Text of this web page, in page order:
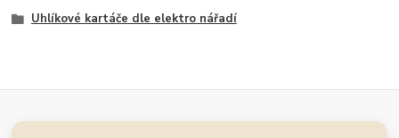
Uhlíkové kartáče dle elektro nářadí